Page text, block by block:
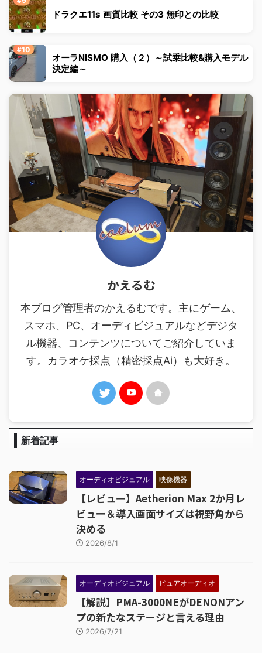
ドラクエ11s 画質比較 その3 無印との比較
オーラNISMO 購入（２）～試乗比較&購入モデル
決定編～
かえるむ
本ブログ管理者のかえるむです。主にゲーム、
スマホ、PC、オーディビジュアルなどデジタ
ル機器、コンテンツについてご紹介していま
す。カラオケ採点（精密採点Ai）も大好き。
新着記事
オーディオビジュアル 映像機器
【レビュー】Aetherion Max 2か月レ
ビュー＆導入画面サイズは視野角から
決める
2026/8/1
オーディオビジュアル ピュアオーディオ
【解説】PMA-3000NEがDENONアン
プの新たなステージと言える理由
2026/7/21